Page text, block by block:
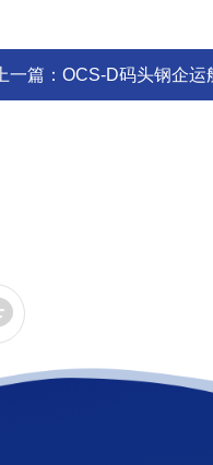
上一篇： OCS-D码头钢企运船货吊磅→1T